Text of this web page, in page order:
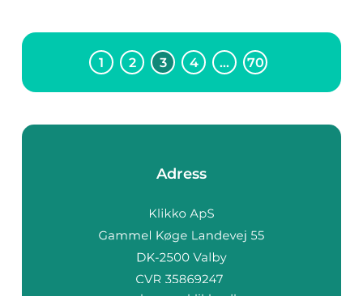
1 2 3 4 … 70
Adress